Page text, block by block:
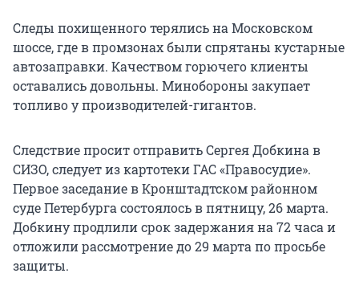
Следы похищенного терялись на Московском
шоссе, где в промзонах были спрятаны кустарные
автозаправки. Качеством горючего клиенты
оставались довольны. Минобороны закупает
топливо у производителей-гигантов.
Следствие просит отправить Сергея Добкина в
СИЗО, следует из картотеки ГАС «Правосудие».
Первое заседание в Кронштадтском районном
суде Петербурга состоялось в пятницу, 26 марта.
Добкину продлили срок задержания на 72 часа и
отложили рассмотрение до 29 марта по просьбе
защиты.